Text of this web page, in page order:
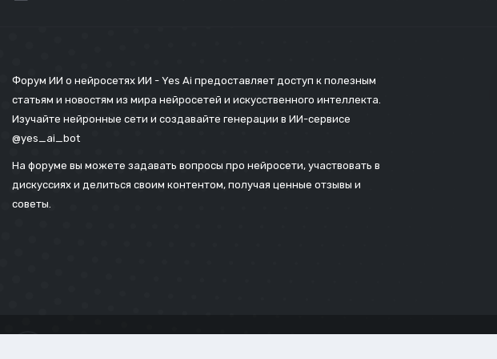
Форум ИИ о нейросетях ИИ - Yes Ai предоставляет доступ к полезным
статьям и новостям из мира нейросетей и искусственного интеллекта.
Изучайте нейронные сети и создавайте генерации в ИИ-сервисе
@yes_ai_bot
На форуме вы можете задавать вопросы про нейросети, участвовать в
дискуссиях и делиться своим контентом, получая ценные отзывы и
советы.